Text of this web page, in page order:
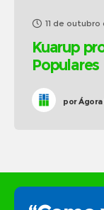
11 de outubro
Kuarup
Populares
porÁgora